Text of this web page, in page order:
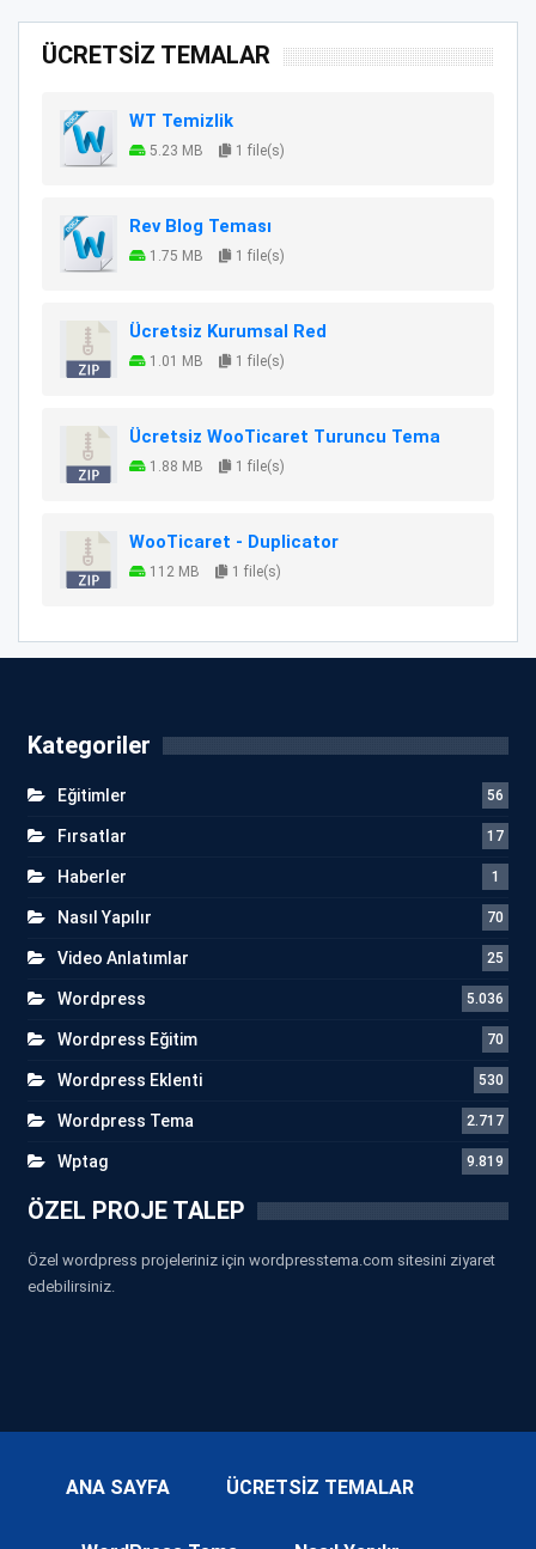
ÜCRETSİZ TEMALAR
WT Temizlik
5.23 MB 1 file(s)
Rev Blog Teması
1.75 MB 1 file(s)
Ücretsiz Kurumsal Red
1.01 MB 1 file(s)
Ücretsiz WooTicaret Turuncu Tema
1.88 MB 1 file(s)
WooTicaret - Duplicator
112 MB 1 file(s)
Kategoriler
Eğitimler 56
Fırsatlar 17
Haberler 1
Nasıl Yapılır 70
Video Anlatımlar 25
Wordpress 5.036
Wordpress Eğitim 70
Wordpress Eklenti 530
Wordpress Tema 2.717
Wptag 9.819
ÖZEL PROJE TALEP
Özel wordpress projeleriniz için wordpresstema.com sitesini ziyaret
edebilirsiniz.
ANA SAYFA ÜCRETSİZ TEMALAR